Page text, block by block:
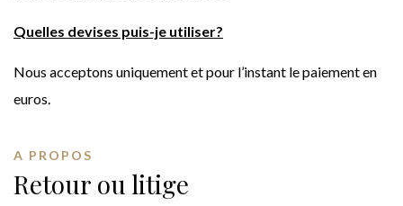
Quelles devises puis-je utiliser?
Nous acceptons uniquement et pour l’instant le paiement en
euros.
A PROPOS
Retour ou litige